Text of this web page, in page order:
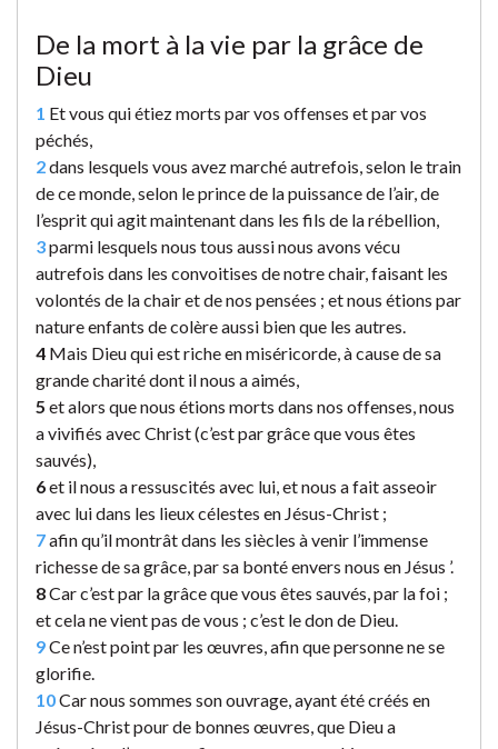
De la mort à la vie par la grâce de
Dieu
1 Et vous qui étiez morts par vos offenses et par vos
péchés,
2dans lesquels vous avez marché autrefois, selon le train
de ce monde, selon le prince de la puissance de l’air, de
l’esprit qui agit maintenant dans les fils de la rébellion,
3parmi lesquels nous tous aussi nous avons vécu
autrefois dans les convoitises de notre chair, faisant les
volontés de la chair et de nos pensées ; et nous étions par
nature enfants de colère aussi bien que les autres.
4 Mais Dieu qui est riche en miséricorde, à cause de sa
grande charité dont il nous a aimés,
5 et alors que nous étions morts dans nos offenses, nous
a vivifiés avec Christ (c’est par grâce que vous êtes
sauvés),
6et il nous a ressuscités avec lui, et nous a fait asseoir
avec lui dans les lieux célestes en Jésus-Christ ;
7afin qu’il montrât dans les siècles à venir l’immense
richesse de sa grâce, par sa bonté envers nous en Jésus ’.
8Car c’est par la grâce que vous êtes sauvés, par la foi ;
et cela ne vient pas de vous ; c’est le don de Dieu.
9Ce n’est point par les œuvres, afin que personne ne se
glorifie.
10Car nous sommes son ouvrage, ayant été créés en
Jésus-Christ pour de bonnes œuvres, que Dieu a